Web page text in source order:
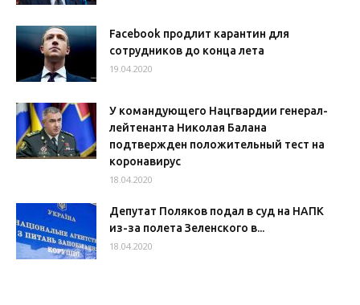
Facebook продлит карантин для
сотрудников до конца лета
19.04.2020
У командующего Нацгвардии генерал-
лейтенанта Николая Балана
подтвержден положительный тест на
коронавирус
18.04.2020
Депутат Поляков подал в суд на НАПК
из-за полета Зеленского в...
18.04.2020